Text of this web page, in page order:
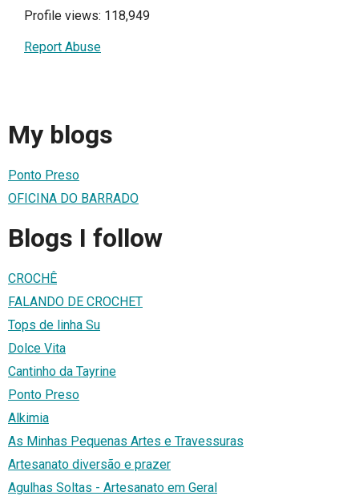
Profile views: 118,949
Report Abuse
My blogs
Ponto Preso
OFICINA DO BARRADO
Blogs I follow
CROCHÊ
FALANDO DE CROCHET
Tops de linha Su
Dolce Vita
Cantinho da Tayrine
Ponto Preso
Alkimia
As Minhas Pequenas Artes e Travessuras
Artesanato diversão e prazer
Agulhas Soltas - Artesanato em Geral